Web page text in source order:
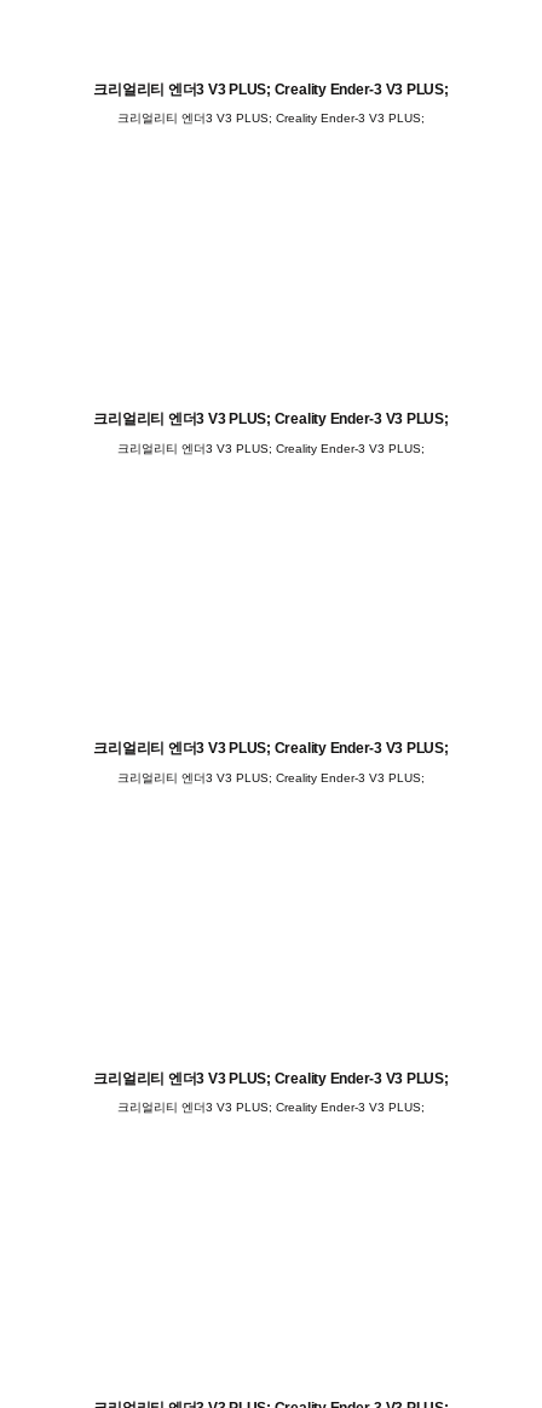
크리얼리티 엔더3 V3 PLUS; Creality Ender-3 V3 PLUS;
크리얼리티 엔더3 V3 PLUS; Creality Ender-3 V3 PLUS;
크리얼리티 엔더3 V3 PLUS; Creality Ender-3 V3 PLUS;
크리얼리티 엔더3 V3 PLUS; Creality Ender-3 V3 PLUS;
크리얼리티 엔더3 V3 PLUS; Creality Ender-3 V3 PLUS;
크리얼리티 엔더3 V3 PLUS; Creality Ender-3 V3 PLUS;
크리얼리티 엔더3 V3 PLUS; Creality Ender-3 V3 PLUS;
크리얼리티 엔더3 V3 PLUS; Creality Ender-3 V3 PLUS;